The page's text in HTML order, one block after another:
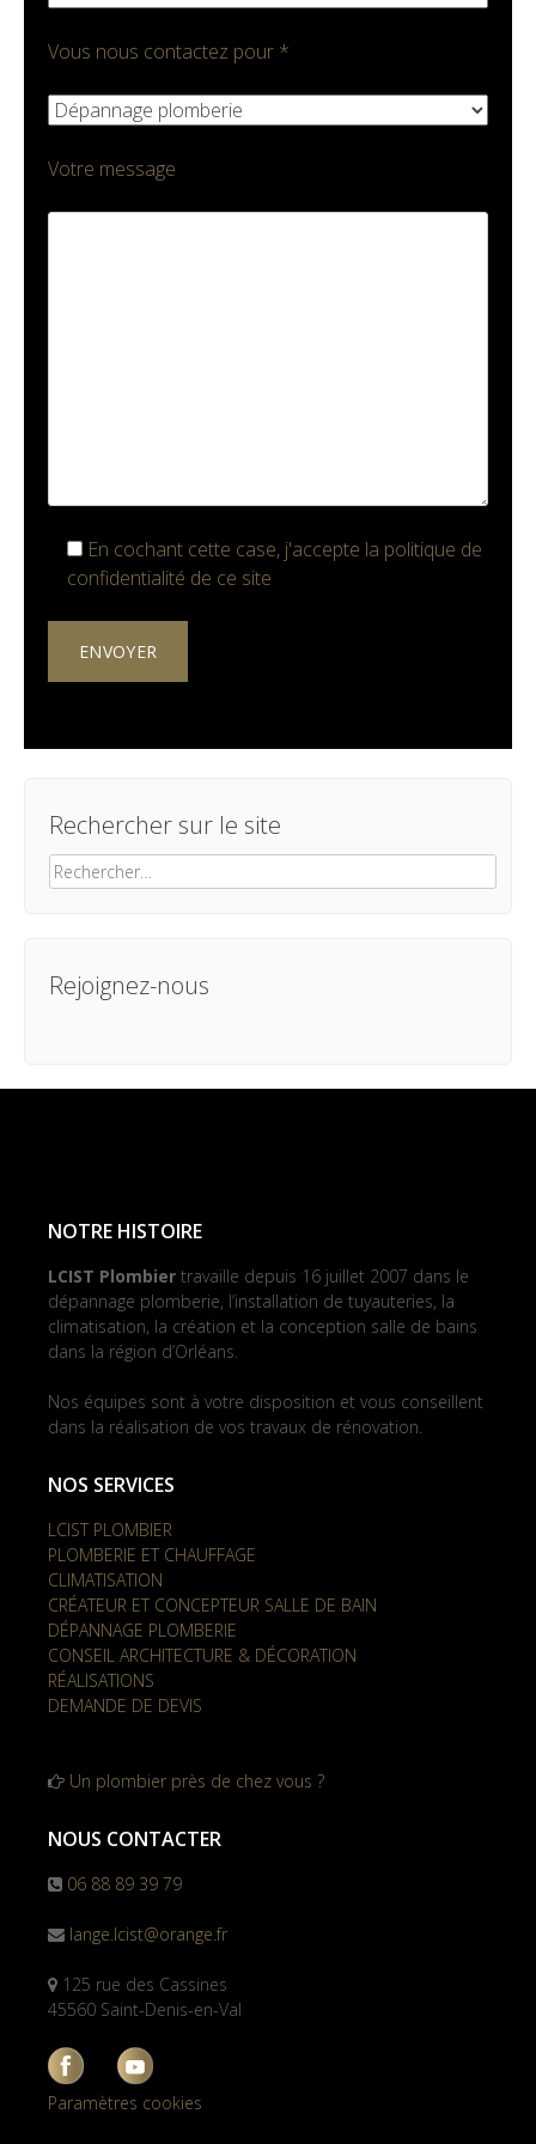
Vous nous contactez pour *
Votre message
En cochant cette case, j'accepte la politique de
confidentialité de ce site
Rechercher sur le site
Rechercher :
Rejoignez-nous
NOTRE HISTOIRE
LCIST Plombier travaille depuis 16 juillet 2007 dans le
dépannage plomberie, l’installation de tuyauteries, la
climatisation, la création et la conception salle de bains
dans la région d’Orléans.
Nos équipes sont à votre disposition et vous conseillent
dans la réalisation de vos travaux de rénovation.
NOS SERVICES
LCIST PLOMBIER
PLOMBERIE ET CHAUFFAGE
CLIMATISATION
CRÉATEUR ET CONCEPTEUR SALLE DE BAIN
DÉPANNAGE PLOMBERIE
CONSEIL ARCHITECTURE & DÉCORATION
RÉALISATIONS
DEMANDE DE DEVIS
Un plombier près de chez vous ?
NOUS CONTACTER
06 88 89 39 79
lange.lcist@orange.fr
125 rue des Cassines
45560 Saint-Denis-en-Val
Paramètres cookies